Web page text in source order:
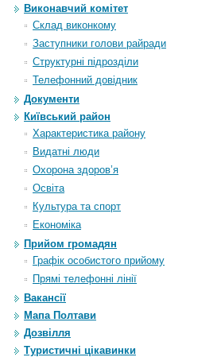
Виконавчий комітет
Склад виконкому
Заступники голови райради
Структурні підрозділи
Телефонний довідник
Документи
Київський район
Характеристика району
Видатні люди
Охорона здоров’я
Освіта
Культура та спорт
Економіка
Прийом громадян
Графік особистого прийому
Прямі телефонні лінії
Вакансії
Мапа Полтави
Дозвілля
Туристичні цікавинки